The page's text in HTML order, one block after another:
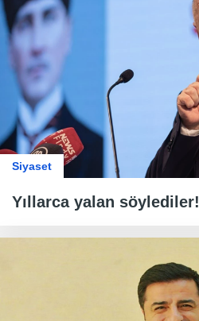
Siyaset
Yıllarca yalan söylediler!